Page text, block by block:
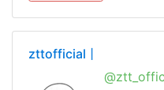
zttofficial丨